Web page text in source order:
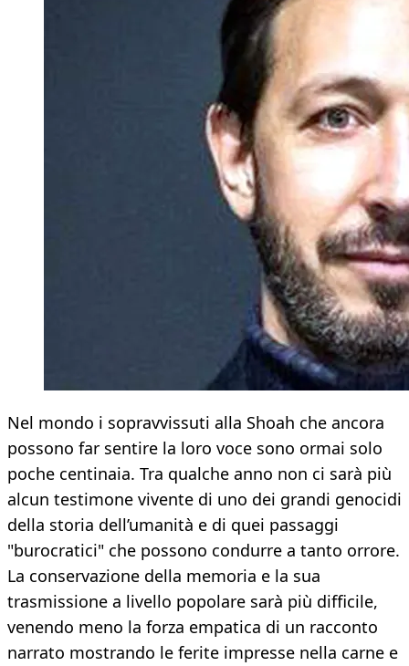
Nel mondo i sopravvissuti alla Shoah che ancora
possono far sentire la loro voce sono ormai solo
poche centinaia. Tra qualche anno non ci sarà più
alcun testimone vivente di uno dei grandi genocidi
della storia dell’umanità e di quei passaggi
"burocratici" che possono condurre a tanto orrore.
La conservazione della memoria e la sua
trasmissione a livello popolare sarà più difficile,
venendo meno la forza empatica di un racconto
narrato mostrando le ferite impresse nella carne e